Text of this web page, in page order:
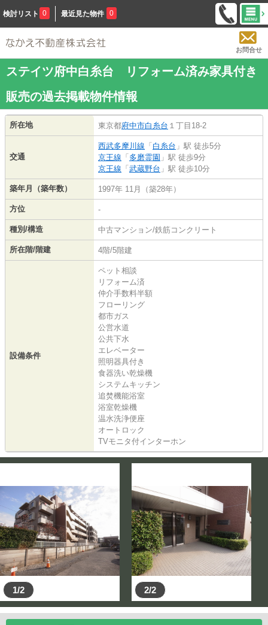
検討リスト 0 最近見た物件 0
お問合せ
ステイツ府中白糸台 リフォーム済み家具付き
販売の過去掲載物件情報
所在地 東京都府中市白糸台 １丁目18-2
交通
西武多摩川線 「 白糸台 」駅 徒歩5分
京王線 「 多磨霊園 」駅 徒歩9分
京王線 「 武蔵野台 」駅 徒歩10分
築年月（築年数） 1997年 11月（築28年）
方位 -
種別/構造 中古マンション/鉄筋コンクリート
所在階/階建 4階/5階建
設備条件
ペット相談
リフォーム済
仲介手数料半額
フローリング
都市ガス
公営水道
公共下水
エレベーター
照明器具付き
食器洗い乾燥機
システムキッチン
追焚機能浴室
浴室乾燥機
温水洗浄便座
オートロック
TVモニタ付インターホン
1/2 2/2